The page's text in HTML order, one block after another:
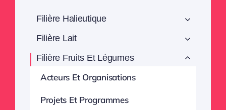
Filière Halieutique
Filière Lait
Filière Fruits Et Légumes
Acteurs Et Organisations
Projets Et Programmes